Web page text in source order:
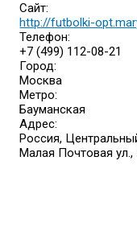
Сайт:
http://futbolki-
Телефон:
+7 (499) 112-08-21
Город:
Москва
Метро:
Бауманская
Адрес:
Россия,
Малая Почтовая ул.,